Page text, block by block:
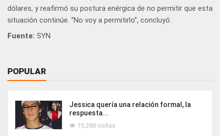
dólares, y reafirmó su postura enérgica de no permitir que esta
situación continúe. “No voy a permitirlo”, concluyó.
Fuente: SYN
POPULAR
Jessica quería una relación formal, la
respuesta...
15,288 visitas